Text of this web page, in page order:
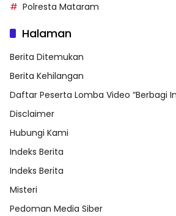
Polresta Mataram
Halaman
Berita Ditemukan
Berita Kehilangan
Daftar Peserta Lomba Video “Berbagi
Disclaimer
Hubungi Kami
Indeks Berita
Indeks Berita
Misteri
Pedoman Media Siber